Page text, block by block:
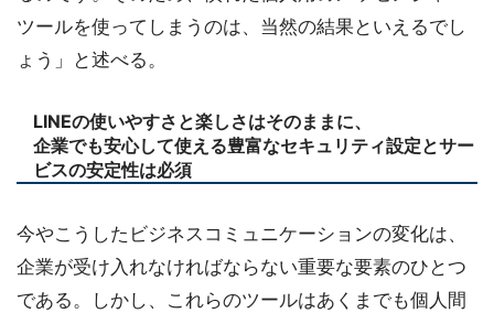
ツールを使ってしまうのは、当然の結果といえるでし
ょう」と述べる。
LINEの使いやすさと楽しさはそのままに、
企業でも安心して使える豊富なセキュリティ設定とサー
ビスの安定性は必須
今やこうしたビジネスコミュニケーションの変化は、
企業が受け入れなければならない重要な要素のひとつ
である。しかし、これらのツールはあくまでも個人間